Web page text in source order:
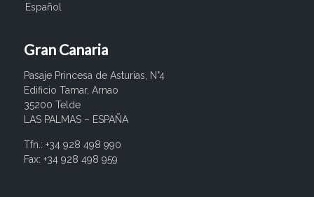
Español
Gran Canaria
Pasaje Princesa de Asturias, N°4
Edificio Tamar, Arnao
35200 Telde
LAS PALMAS – ESPAÑA
Tfn.: +34 928 498 990
Fax: +34 928 498 959